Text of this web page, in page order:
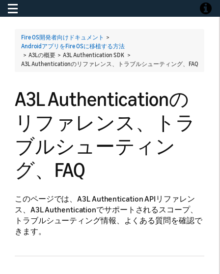
Toggle navigation
Fire OS開発者向けドキュメント >
AndroidアプリをFire OSに移植する方法
> A3Lの概要 > A3L Authentication SDK >
A3L Authenticationのリファレンス、トラブルシューティング、FAQ
A3L Authenticationの
リファレンス、トラ
ブルシューティン
グ、FAQ
このページでは、A3L Authentication APIリファレン
ス、A3L Authenticationでサポートされるスコープ、
トラブルシューティング情報、よくある質問を確認で
きます。